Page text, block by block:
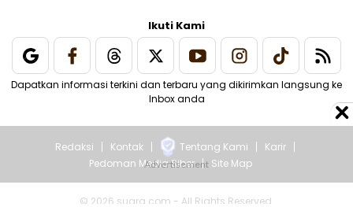
Ikuti Kami
Dapatkan informasi terkini dan terbaru yang dikirimkan langsung ke
Inbox anda
Redaksi Kontak Tentang Kami
Karir
Pedoman Media Siber
Site Map
© 2026 suara.com - All Rights Reserved.